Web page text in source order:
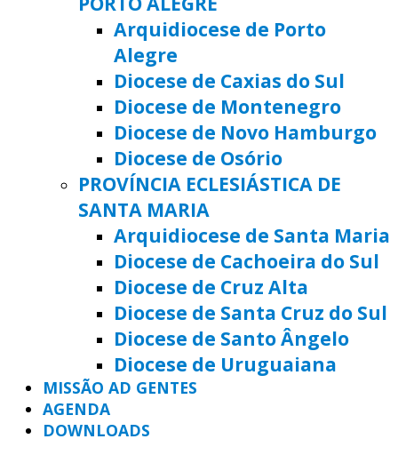
Arquidiocese de Porto
Alegre
Diocese de Caxias do Sul
Diocese de Montenegro
Diocese de Novo Hamburgo
Diocese de Osório
PROVÍNCIA ECLESIÁSTICA DE
SANTA MARIA
Arquidiocese de Santa Maria
Diocese de Cachoeira do Sul
Diocese de Cruz Alta
Diocese de Santa Cruz do Sul
Diocese de Santo Ângelo
Diocese de Uruguaiana
MISSÃO AD GENTES
AGENDA
DOWNLOADS